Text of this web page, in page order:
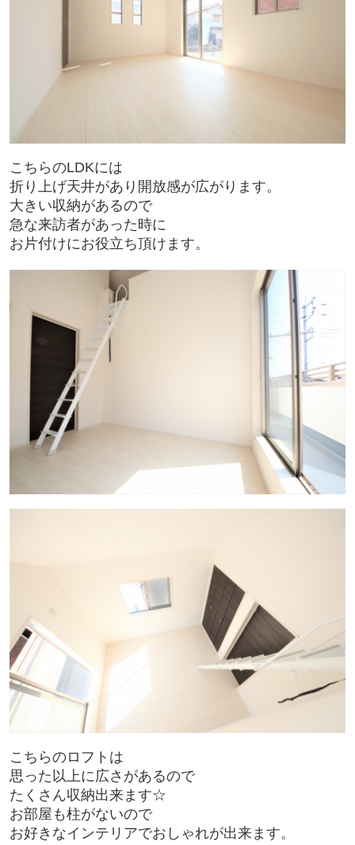
こちらのLDKには
折り上げ天井があり開放感が広がります。
大きい収納があるので
急な来訪者があった時に
お片付けにお役立ち頂けます。
こちらのロフトは
思った以上に広さがあるので
たくさん収納出来ます☆
お部屋も柱がないので
お好きなインテリアでおしゃれが出来ます。